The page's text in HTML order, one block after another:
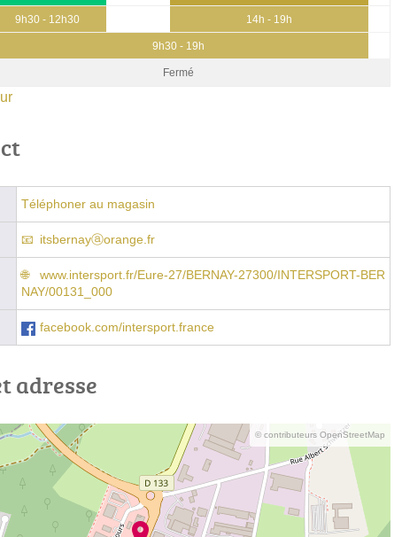
9h30 - 12h30 14h - 19h
9h30 - 19h
Fermé
Téléphoner au magasin
itsbernayⓐorange.fr
www.intersport.fr/Eure-27/BERNAY-27300/INTERSPORT-BER
NAY/00131_000
facebook.com/intersport.france
adresse
© contributeurs OpenStreetMap